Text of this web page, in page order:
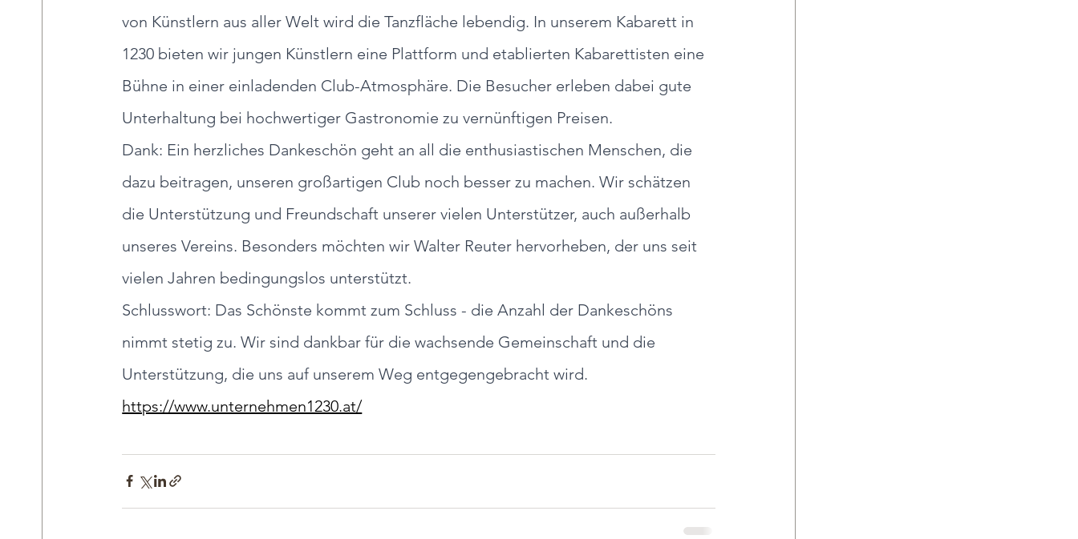
von Künstlern aus aller Welt wird die Tanzfläche lebendig. In unserem Kabarett in
1230 bieten wir jungen Künstlern eine Plattform und etablierten Kabarettisten eine
Bühne in einer einladenden Club-Atmosphäre. Die Besucher erleben dabei gute
Unterhaltung bei hochwertiger Gastronomie zu vernünftigen Preisen.
Dank: Ein herzliches Dankeschön geht an all die enthusiastischen Menschen, die
dazu beitragen, unseren großartigen Club noch besser zu machen. Wir schätzen
die Unterstützung und Freundschaft unserer vielen Unterstützer, auch außerhalb
unseres Vereins. Besonders möchten wir Walter Reuter hervorheben, der uns seit
vielen Jahren bedingungslos unterstützt.
Schlusswort: Das Schönste kommt zum Schluss - die Anzahl der Dankeschöns
nimmt stetig zu. Wir sind dankbar für die wachsende Gemeinschaft und die
Unterstützung, die uns auf unserem Weg entgegengebracht wird.
https://www.unternehmen1230.at/